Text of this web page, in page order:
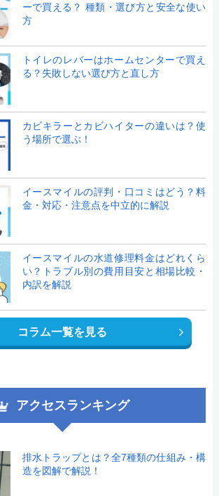
ーで買える？ 種類・選び方と安全な使い
方
トイレのレバーはホームセンターで買え
る？失敗しない選び方と直し方
カビキラーとカビハイターの違いは？使
う場所で選ぶ！
イースマイルの評判・口コミはどう？料
金・対応・注意点を中立的に解説
イースマイルの水道修理料金はどれくら
い？トラブル別の費用目安と相場比較・
内訳を解説
コラム一覧を見る
アクセスランキング
排水トラップとは？全7種類の仕組み・構
造を図解で解説！